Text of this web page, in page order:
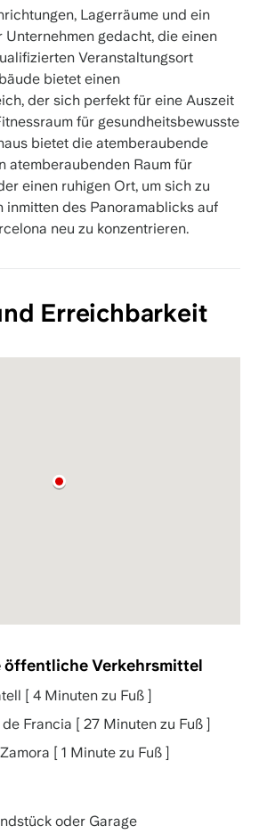
Lagerräume und ein
gedacht, die einen
Veranstaltungsort
bietet einen
der sich perfekt für eine Auszeit
für gesundheitsbewusste
bietet die atemberaubende
atemberaubenden Raum für
einen ruhigen Ort, um sich zu
inmitten des Panoramablicks auf
neu zu konzentrieren.
Erreichbarkeit
öffentliche Verkehrsmittel
[ 4 Minuten zu Fuß ]
Francia [ 27 Minuten zu Fuß ]
[ 1 Minute zu Fuß ]
oder Garage